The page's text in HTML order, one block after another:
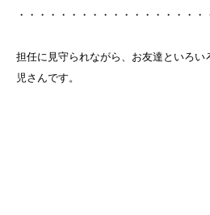
・・・・・・・・・・・・・・・・・
担任に見守られながら、お友達といろ
児さんです。